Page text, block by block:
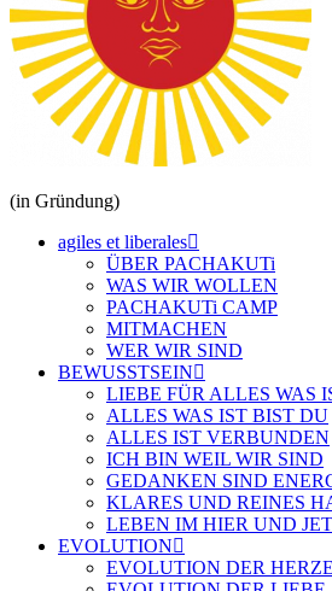
(in Gründung)
agiles et liberales
ÜBER PACHAKUTi
WAS WIR WOLLEN
PACHAKUTi CAMP
MITMACHEN
WER WIR SIND
BEWUSSTSEIN
LIEBE FÜR ALLES WAS
ALLES WAS IST BIST DU
ALLES IST VERBUNDEN
ICH BIN WEIL WIR SIND
GEDANKEN SIND
KLARES UND REINES
LEBEN IM HIER UND
EVOLUTION
EVOLUTION DER